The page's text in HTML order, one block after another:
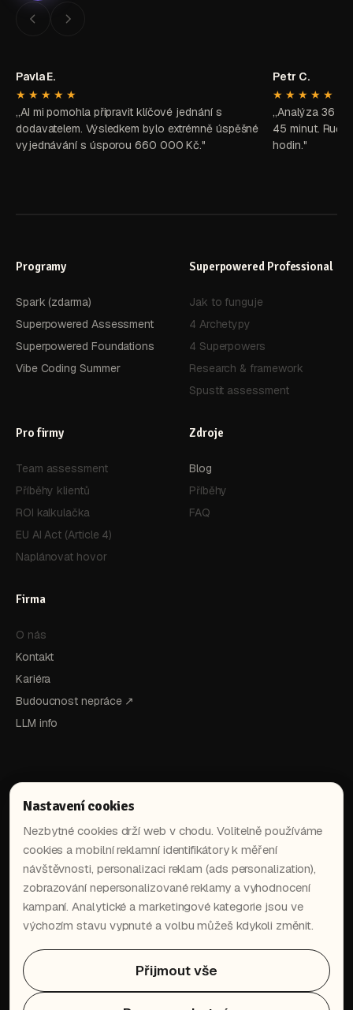
Pavla E.
★★★★★
„AI mi pomohla připravit klíčové jednání s
dodavatelem. Výsledkem bylo extrémně úspěšné
vyjednávání s úsporou 660 000 Kč."
Petr C.
★★★★★
„Analýza 36
45 minut.
hodin."
Programy
Spark (zdarma)
Superpowered Assessment
Superpowered Foundations
Vibe Coding Summer
Superpowered Professional
Jak to funguje
4 Archetypy
4 Superpowers
Research & framework
Spustit assessment
Pro firmy
Team assessment
Příběhy klientů
ROI kalkulačka
EU AI Act (Article 4)
Naplánovat hovor
Zdroje
Blog
Příběhy
FAQ
Firma
O nás
Kontakt
Kariéra
Budoucnost nepráce ↗
LLM info
Dostaň nejnovější AI postupy
přímo do tvé schránky.
Nastavení cookies
Nezbytné cookies drží web v chodu. Volitelně používáme
cookies a mobilní reklamní identifikátory k měření
návštěvnosti, personalizaci reklam (ads personalization),
zobrazování nepersonalizované reklamy a vyhodnocení
kampaní. Analytické a marketingové kategorie jsou ve
výchozím stavu vypnuté a volbu můžeš kdykoli změnit.
Přijmout vše